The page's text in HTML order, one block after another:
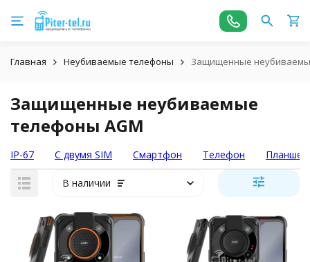
Главная Неубиваемые телефоны Защищенные
Защищенные неубиваемые
телефоны AGM
IP-67 С двумя SIM Смартфон Телефон Планшет
В наличии